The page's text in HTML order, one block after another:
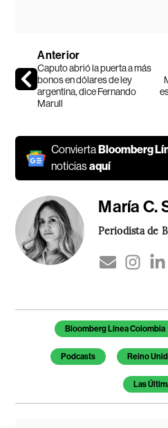
Anterior
Caputo abrió la puerta a más
bonos en dólares de ley
argentina, dice Fernando
Marull
Convierta Bloomberg
noticiasaquí
María C.
Periodista de
Temas de este artículo
Bloomberg Línea Colombia
Podcasts Reino
Las